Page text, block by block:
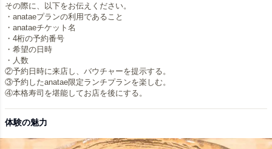
その際に、以下をお伝えください。
・anataeプランの利用であること
・anataeチケット名
・4桁の予約番号
・希望の日時
・人数
②予約日時に来店し、バウチャーを提示する。
③予約したanatae限定ランチプランを楽しむ。
体験の魅力